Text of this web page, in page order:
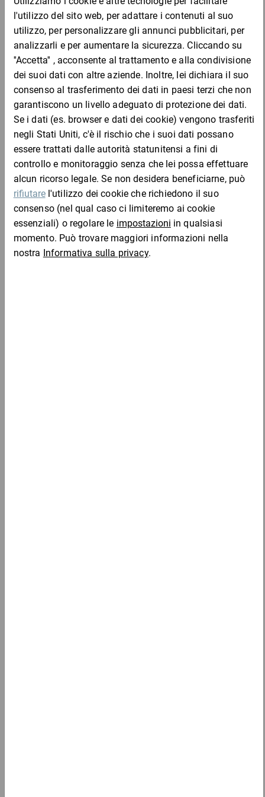
Codice
Quantità Prezzo Totale
Aggiungi al
lpa60
Da 1
90,57 €
Da 5
per 1 Pezzo
95,77 €
Campione
Da 1
197,73 €
Da 3
186,81 €
per 1 Rotolo
Aggiungi al carrello